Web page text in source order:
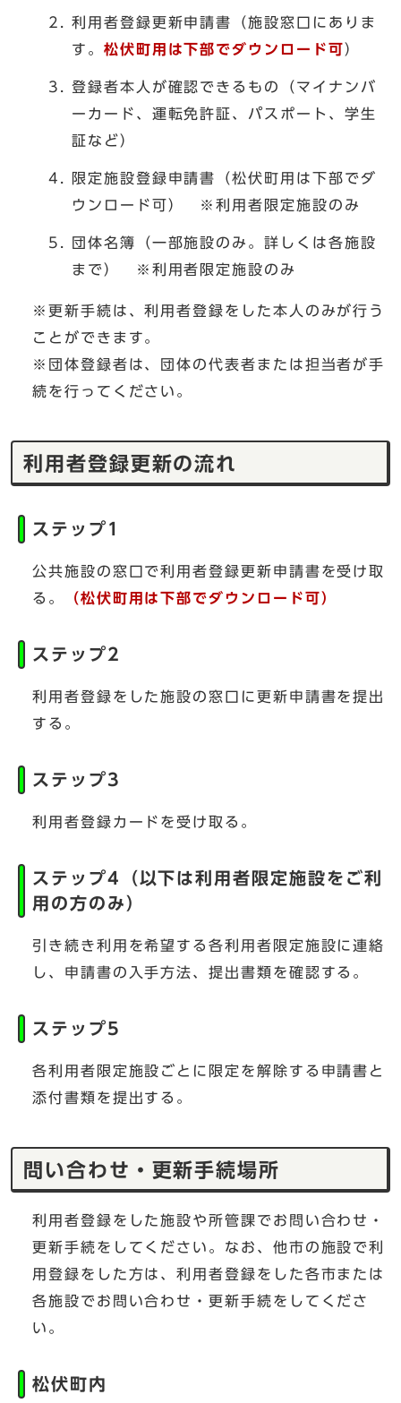
利用者登録更新申請書（施設窓口にありま
す。 松伏町用は下部でダウンロード可）
登録者本人が確認できるもの（マイナンバ
ーカード、運転免許証、パスポート、学生
証など）
限定施設登録申請書（松伏町用は下部でダ
ウンロード可） ※利用者限定施設のみ
団体名簿（一部施設のみ。詳しくは各施設
まで） ※利用者限定施設のみ
※更新手続は、利用者登録をした本人のみが行う
ことができます。
※団体登録者は、団体の代表者または担当者が手
続を行ってください。
利用者登録更新の流れ
ステップ1
公共施設の窓口で利用者登録更新申請書を受け取
る。
（松伏町用は下部でダウンロード可）
ステップ2
利用者登録をした施設の窓口に更新申請書を提出
する。
ステップ3
利用者登録カードを受け取る。
ステップ4（以下は利用者限定施設をご利
用の方のみ）
引き続き利用を希望する各利用者限定施設に連絡
し、申請書の入手方法、提出書類を確認する。
ステップ5
各利用者限定施設ごとに限定を解除する申請書と
添付書類を提出する。
問い合わせ・更新手続場所
利用者登録をした施設や所管課でお問い合わせ・
更新手続をしてください。なお、他市の施設で利
用登録をした方は、利用者登録をした各市または
各施設でお問い合わせ・更新手続をしてくださ
い。
松伏町内